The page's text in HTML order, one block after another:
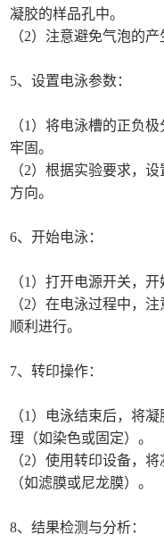
凝胶的样品孔中。
（2）注意避免气泡的
5、设置电泳参数：
（1）将电泳槽的正负
牢固。
（2）根据实验要求，
方向。
6、开始电泳：
（1）打开电源开关，开
（2）在电泳过程中，
顺利进行。
7、转印操作：
（1）电泳结束后，将
理（如染色或固定）。
（2）使用转印设备，
（如滤膜或尼龙膜）。
8、结果检测与分析：